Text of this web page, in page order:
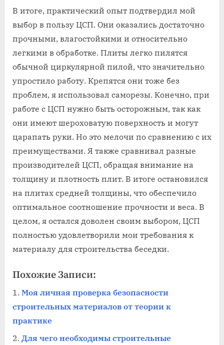
В итоге, практический опыт подтвердил мой
выбор в пользу ЦСП. Они оказались достаточно
прочными, влагостойкими и относительно
легкими в обработке. Плиты легко пилятся
обычной циркулярной пилой, что значительно
упростило работу. Крепятся они тоже без
проблем, я использовал саморезы. Конечно, при
работе с ЦСП нужно быть осторожным, так как
они имеют шероховатую поверхность и могут
царапать руки. Но это мелочи по сравнению с их
преимуществами. Я также сравнивал разные
производителей ЦСП, обращая внимание на
толщину и плотность плит. В итоге остановился
на плитах средней толщины, что обеспечило
оптимальное соотношение прочности и веса. В
целом, я остался доволен своим выбором, ЦСП
полностью удовлетворили мои требования к
материалу для строительства беседки.
Похожие Записи:
Моя личная проверка безопасности
строительных материалов от теории к
практике
Для чего необходимы строительные